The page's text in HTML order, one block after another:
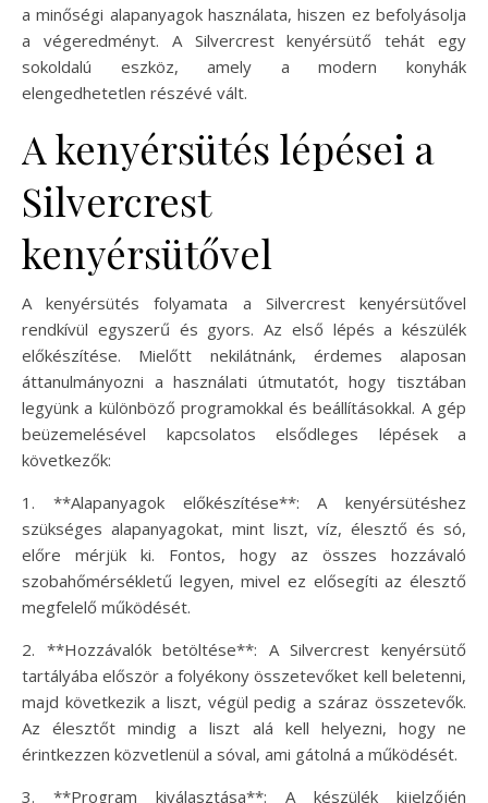
a minőségi alapanyagok használata, hiszen ez befolyásolja
a végeredményt. A Silvercrest kenyérsütő tehát egy
sokoldalú eszköz, amely a modern konyhák
elengedhetetlen részévé vált.
A kenyérsütés lépései a
Silvercrest
kenyérsütővel
A kenyérsütés folyamata a Silvercrest kenyérsütővel
rendkívül egyszerű és gyors. Az első lépés a készülék
előkészítése. Mielőtt nekilátnánk, érdemes alaposan
áttanulmányozni a használati útmutatót, hogy tisztában
legyünk a különböző programokkal és beállításokkal. A gép
beüzemelésével kapcsolatos elsődleges lépések a
következők:
1. **Alapanyagok előkészítése**: A kenyérsütéshez
szükséges alapanyagokat, mint liszt, víz, élesztő és só,
előre mérjük ki. Fontos, hogy az összes hozzávaló
szobahőmérsékletű legyen, mivel ez elősegíti az élesztő
megfelelő működését.
2. **Hozzávalók betöltése**: A Silvercrest kenyérsütő
tartályába először a folyékony összetevőket kell beletenni,
majd következik a liszt, végül pedig a száraz összetevők.
Az élesztőt mindig a liszt alá kell helyezni, hogy ne
érintkezzen közvetlenül a sóval, ami gátolná a működését.
3. **Program kiválasztása**: A készülék kijelzőjén